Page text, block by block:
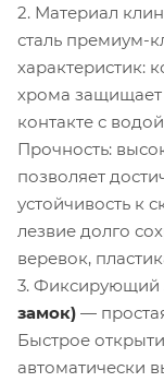
2. Материал
сталь премиум-
характеристик:
хрома
контакте с
Прочность:
позволяет
устойчивость к
лезвие долго
веревок,
3. Фиксирующий
замок) —
Быстрое
автоматически